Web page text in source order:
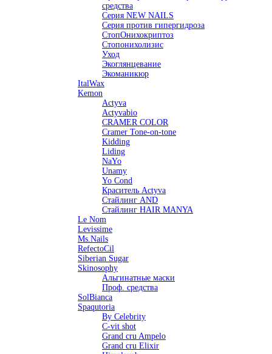
средства
Серия NEW NAILS
Серия против гипергидроза
СтопОнихокриптоз
Стопонихолизис
Уход
Экоглянцевание
Экоманикюр
ItalWax
Kemon
Actyva
Actyvabio
CRAMER COLOR
Cramer Tone-on-tone
Kidding
Liding
NaYo
Unamy
Yo Cond
Краситель Actyva
Стайлинг AND
Стайлинг HAIR MANYA
Le Nom
Levissime
Ms.Nails
RefectoCil
Siberian Sugar
Skinosophy
Альгинатные маски
Проф. средства
SolBianca
Spaqutoria
By Celebrity
C-vit shot
Grand cru Ampelo
Grand сru Elixir